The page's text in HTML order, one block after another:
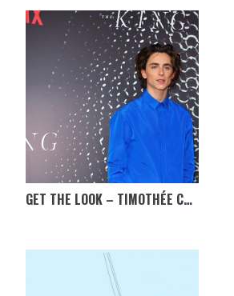
GET THE LOOK – TIMOTHÉE CHALAMET